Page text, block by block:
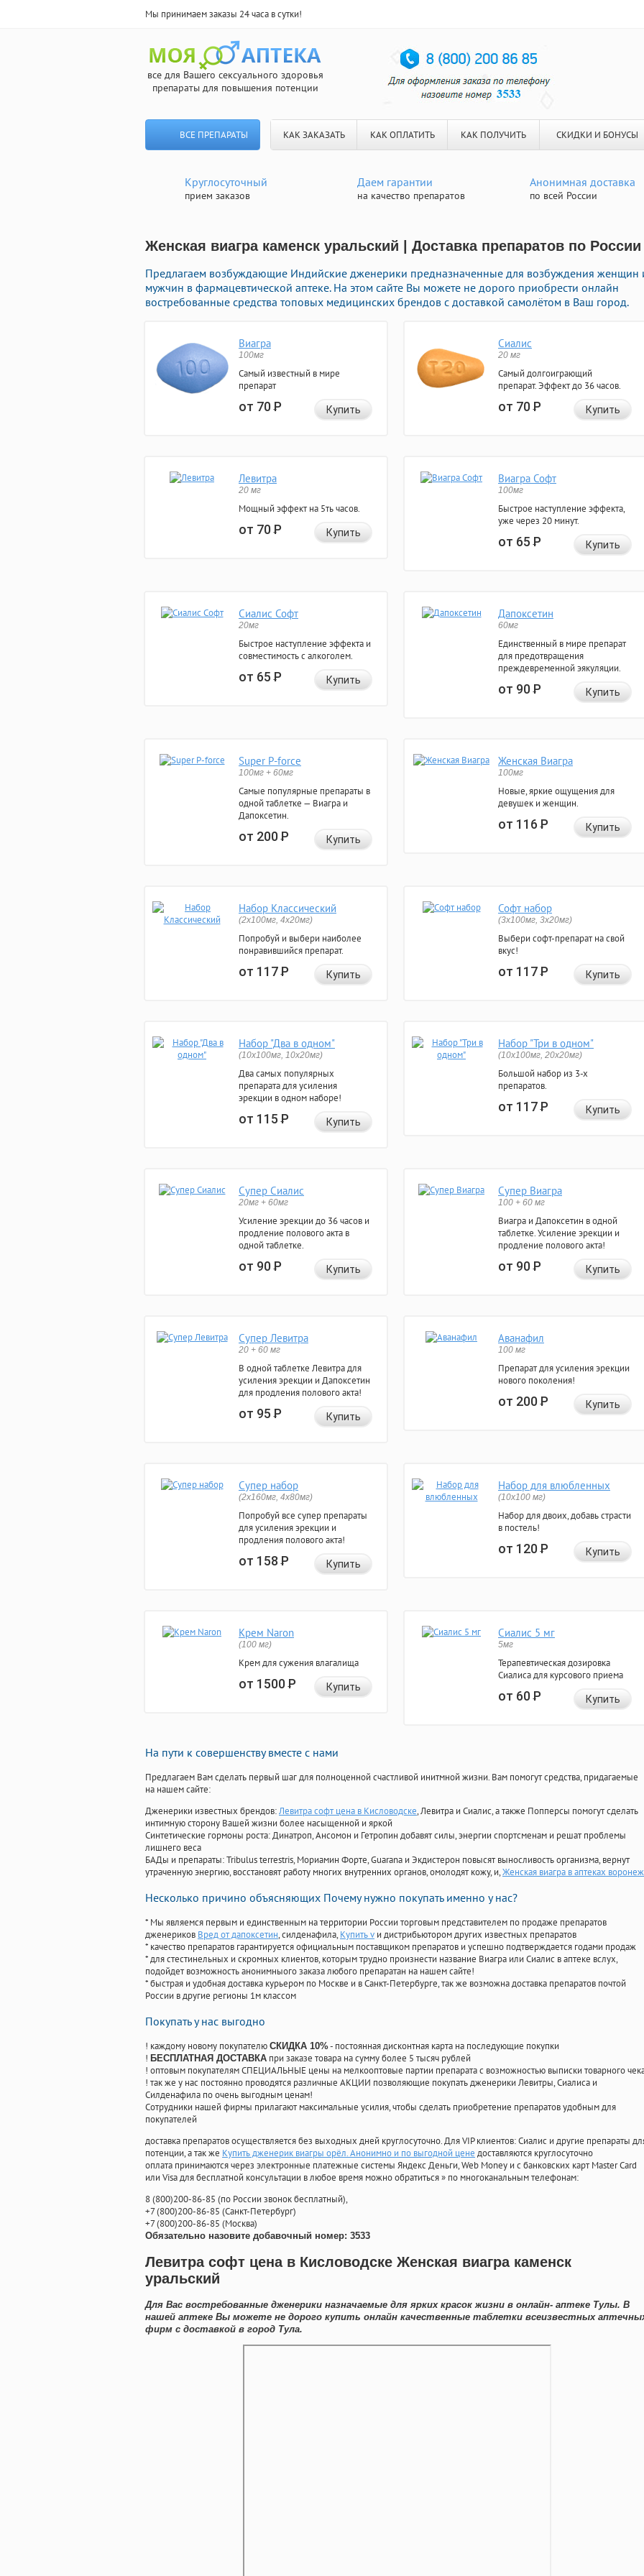
Мы принимаем заказы 24 часа в сутки!
все для Вашего сексуального здоровья
препараты для повышения потенции
ВСЕ ПРЕПАРАТЫ КАК ЗАКАЗАТЬ КАК ОПЛАТИТЬ КАК ПОЛУЧИТЬ СКИДКИ И БОНУСЫ
Круглосуточный
прием заказов
Даем гарантии
на качество препаратов
Анонимная доставка
по всей России
Женская виагра каменск уральский | Доставка препаратов по России
Предлагаем возбуждающие Индийские дженерики предназначенные для возбуждения женщин
мужчин в фармацевтической аптеке. На этом сайте Вы можете не дорого приобрести онлайн
востребованные средства топовых медицинских брендов с доставкой самолётом в Ваш город.
Виагра
100мг
Самый известный в мире
препарат
от 70Р Купить
Сиалис
20 мг
Самый долгоиграющий
препарат. Эффект до 36 часов.
от 70Р Купить
Левитра
20 мг
Мощный эффект на 5ть часов.
от 70Р Купить
Виагра Софт
100мг
Быстрое наступление эффекта,
уже через 20 минут.
от 65Р Купить
Сиалис Софт
20мг
Быстрое наступление эффекта и
совместимость с алкоголем.
от 65Р Купить
Дапоксетин
60мг
Единственный в мире препарат
для предотвращения
преждевременной эякуляции.
от 90Р Купить
Super P-force
100мг + 60мг
Самые популярные препараты в
одной таблетке — Виагра и
Дапоксетин.
от 200Р Купить
Женская Виагра
100мг
Новые, яркие ощущения для
девушек и женщин.
от 116Р Купить
Набор Классический
(2x100мг, 4x20мг)
Попробуй и выбери наиболее
понравившийся препарат.
от 117Р Купить
Софт набор
(3x100мг, 3x20мг)
Выбери софт-препарат на свой
вкус!
от 117Р Купить
Набор "Два в одном"
(10x100мг, 10x20мг)
Два самых популярных
препарата для усиления
эрекции в одном наборе!
от 115Р Купить
Набор "Три в одном"
(10x100мг, 20x20мг)
Большой набор из 3-х
препаратов.
от 117Р Купить
Супер Сиалис
20мг + 60мг
Усиление эрекции до 36 часов и
продление полового акта в
одной таблетке.
от 90Р Купить
Супер Виагра
100 + 60 мг
Виагра и Дапоксетин в одной
таблетке. Усиление эрекции и
продление полового акта!
от 90Р Купить
Супер Левитра
20 + 60 мг
В одной таблетке Левитра для
усиления эрекции и Дапоксетин
для продления полового акта!
от 95Р Купить
Аванафил
100 мг
Препарат для усиления эрекции
нового поколения!
от 200Р Купить
Супер набор
(2х160мг, 4х80мг)
Попробуй все супер препараты
для усиления эрекции и
продления полового акта!
от 158Р Купить
Набор для влюбленных
(10х100 мг)
Набор для двоих, добавь страсти
в постель!
от 120Р Купить
Крем Naron
(100 мг)
Крем для сужения влагалища
от 1500Р Купить
Сиалис 5 мг
5мг
Терапевтическая дозировка
Сиалиса для курсового приема
от 60Р Купить
На пути к совершенству вместе с нами
Предлагаем Вам сделать первый шаг для полноценной счастливой инитмной жизни. Вам помогут средства, придагаемые
на нашем сайте:
Дженерики известных брендов:Левитра софт цена в Кисловодске, Левитра и Сиалис, а также Попперсы помогут сделать
интимную сторону Вашей жизни более насыщенной и яркой
Синтетические гормоны роста: Динатроп, Ансомон и Гетропин добавят силы, энергии спортсменам и решат проблемы
лишнего веса
БАДы и препараты:Tribulus terrestris, Мориамин Форте, Guarana и Экдистерон повысят выносливость организма, вернут
утраченную энергию, восстановят работу многих внутренних органов, омолодят кожу, и,Женская виагра в аптеках воронеж
Несколько причино объясняющих Почему нужно покупать именно у нас?
* Мы являемся первым и единственным на территории России торговым представителем по продаже препаратов
дженериков Вред от дапоксетин, силденафила, Купить v и дистрибьютором других известных препаратов
* качество препаратов гарантируется официальным поставщиком препаратов и успешно подтверждается годами продаж
* для стестинельных и скромных клиентов, которым трудно произнести название Виагра или Сиалис в аптеке вслух,
подойдет возможность анонимныого заказа любого препаратан на нашем сайте!
* быстрая и удобная доставка курьером по Москве и в Санкт-Петербурге, так же возможна доставка препаратов почтой
России в другие регионы 1м классом
Покупать у нас выгодно
! каждому новому покупателю СКИДКА 10%- постоянная дисконтная карта на последующие покупки
! БЕСПЛАТНАЯ ДОСТАВКА при заказе товара на сумму более 5 тысяч рублей
! оптовым покупателям СПЕЦИАЛЬНЫЕ цены на мелкооптовые партии препарата с возможностью выписки товарного
! так же у нас постоянно проводятся различные АКЦИИ позволяющие покупать дженерики Левитры, Сиалиса и
Силденафила по очень выгодным ценам!
Cотрудники нашей фирмы прилагают максимальные усилия, чтобы сделать приобретение препаратов удобным для
покупателей
доставка препаратов осуществляется без выходных дней круглосуточно. Для VIP клиентов: Сиалис и другие препараты
потенции, а так же Купить дженерик виагры орёл. Анонимно и по выгодной цене доставляются круглосуточно
оплата принимаются через электронные платежные системы Яндекс Деньги, Web Money и с банковских карт Master Card
или Visa для бесплатной консультации в любое время можно обратиться» по многоканальным телефонам:
8(800)200-86-85 (по России звонок бесплатный),
+7(800)200-86-85 (Санкт-Петербург)
+7(800)200-86-85 (Москва)
Обязательно назовите добавочный номер: 3533
Левитра софт цена в Кисловодске Женская виагра каменск
уральский
Для Вас востребованные дженерики назначаемые для ярких красок жизни в онлайн- аптеке Тулы. В
нашей аптеке Вы можете не дорого купить онлайн качественные таблетки всеизвестных
фирм с доставкой в город Тула.